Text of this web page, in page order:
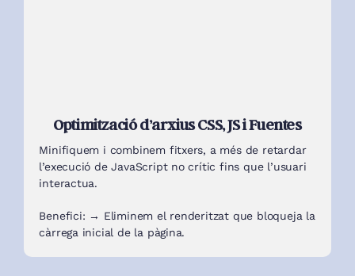
Optimització d’arxius CSS, JS i Fuentes
Minifiquem i combinem fitxers, a més de retardar
l’execució de JavaScript no crític fins que l’usuari
interactua.
Benefici: → Eliminem el renderitzat que bloqueja la
càrrega inicial de la pàgina.